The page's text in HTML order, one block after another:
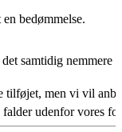
bedømmelse.
samtidig nemmere
men vi vil
udenfor vores